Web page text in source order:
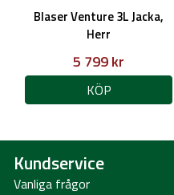
Yttertyg: 100% polyamid
Foder: 100% polyester
Innertyg: 100% polyester
Blaser Venture 3L Jacka,
Herr
5 799 kr
KÖP
Kundservice
Vanliga frågor